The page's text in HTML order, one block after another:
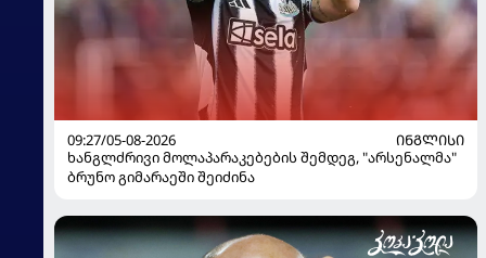
09:27/05-08-2026
ᲘᲜᲒᲚᲘᲡᲘ
ხანგლძრივი მოლაპარაკებების შემდეგ, "არსენალმა"
ბრუნო გიმარაეში შეიძინა